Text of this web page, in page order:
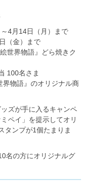
4月14日（月）まで
（金）まで
世界物語』どら焼きク
100名さま
物語』のオリジナル商
ズが手に入るキャンペ
ペイ」を提示してオリ
タンプが1個たまりま
名の方にオリジナルグ